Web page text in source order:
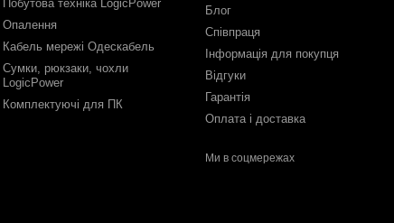
Побутова техніка LogicPower
Опалення
Кабель мережі Одескабель
Сумки, рюкзаки, чохли
LogicPower
Комплектуючі для ПК
Блог
Співпраця
Інформація для покупця
Відгуки
Гарантія
Оплата і доставка
Ми в соцмережах